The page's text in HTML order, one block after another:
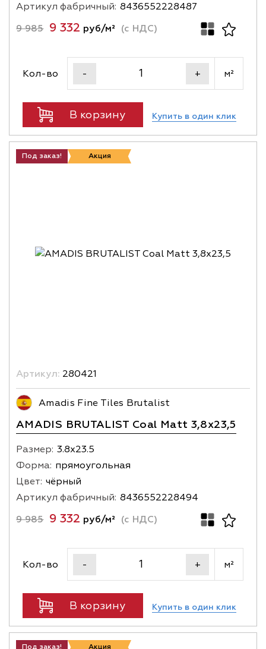
Артикул фабричный: 8436552228487
9 985 9 332 руб/м² (с НДС)
Кол-во - + м²
В корзину Купить в один клик
Под заказ! Акция
Артикул: 280421
Amadis Fine Tiles Brutalist
AMADIS BRUTALIST Coal Matt 3,8х23,5
Размер: 3.8х23.5
Форма: прямоугольная
Цвет: чёрный
Артикул фабричный: 8436552228494
9 985 9 332 руб/м² (с НДС)
Кол-во - + м²
В корзину Купить в один клик
Под заказ! Акция